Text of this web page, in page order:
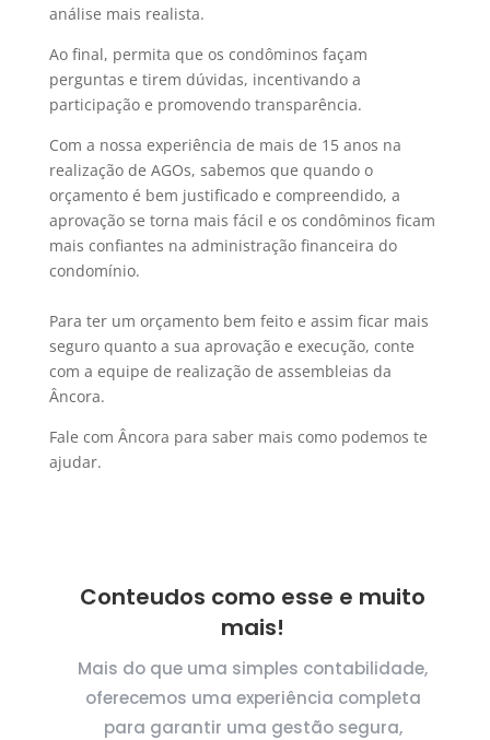
análise mais realista.
Ao final, permita que os condôminos façam
perguntas e tirem dúvidas, incentivando a
participação e promovendo transparência.
Com a nossa experiência de mais de 15 anos na
realização de AGOs, sabemos que quando o
orçamento é bem justificado e compreendido, a
aprovação se torna mais fácil e os condôminos ficam
mais confiantes na administração financeira do
condomínio.
Para ter um orçamento bem feito e assim ficar mais
seguro quanto a sua aprovação e execução, conte
com a equipe de realização de assembleias da
Âncora.
Fale com Âncora para saber mais como podemos te
ajudar.
Conteudos como esse e muito
mais!
Mais do que uma simples contabilidade,
oferecemos uma experiência completa
para garantir uma gestão segura,